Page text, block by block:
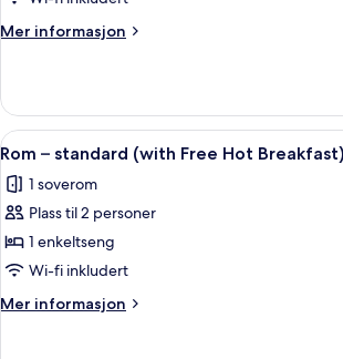
standard,
2
(with
Free
Hot
Breakfast)
Mer informasjon
Mer
–
standard,
2
(with
Free
Breakfast)
Åpne
alle
bildene
av
Rom
–
standard
(with
Skrivebord,
7
Rom – standard (with Free Hot Breakfast)
1 soverom
Plass til 2 personer
1 enkeltseng
Wi-fi inkludert
Mer informasjon
Mer